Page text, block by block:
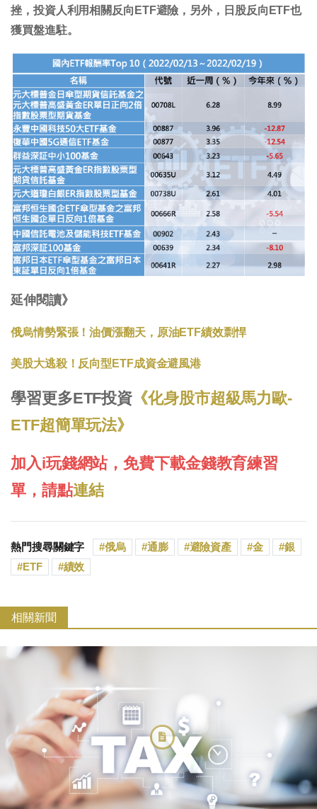
挫，投資人利用相關反向ETF避險，另外，日股反向ETF也
獲買盤進駐。
延伸閱讀》
俄烏情勢緊張！油價漲翻天，原油ETF績效剽悍
美股大逃殺！反向型ETF成資金避風港
學習更多ETF投資 《化身股市超級馬力歐-
ETF超簡單玩法》
加入i玩錢網站，免費下載金錢教育練習
單，請點連結
熱門搜尋關鍵字 俄烏 通膨 避險資產 金
銀
ETF
績效
相關新聞